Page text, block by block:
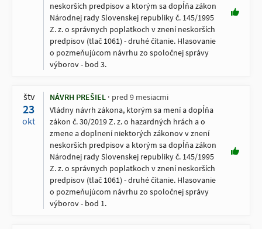
neskorších predpisov a ktorým sa dopĺňa zákon
Národnej rady Slovenskej republiky č. 145/1995
Z. z. o správnych poplatkoch v znení neskorších
predpisov (tlač 1061) - druhé čítanie. Hlasovanie
o pozmeňujúcom návrhu zo spoločnej správy
výborov - bod 3.
štv
23
okt
NÁVRH PREŠIEL
pred 9 mesiacmi
Vládny návrh zákona, ktorým sa mení a dopĺňa
zákon č. 30/2019 Z. z. o hazardných hrách a o
zmene a doplnení niektorých zákonov v znení
neskorších predpisov a ktorým sa dopĺňa zákon
Národnej rady Slovenskej republiky č. 145/1995
Z. z. o správnych poplatkoch v znení neskorších
predpisov (tlač 1061) - druhé čítanie. Hlasovanie
o pozmeňujúcom návrhu zo spoločnej správy
výborov - bod 1.